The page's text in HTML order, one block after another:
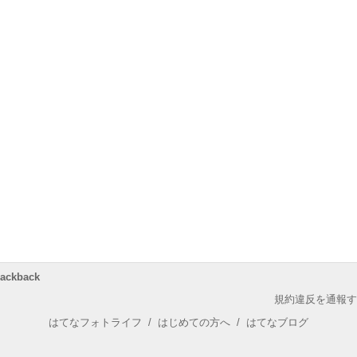
規約違反を通報
はてなフォトライフ / はじめての方へ / はてなブログ